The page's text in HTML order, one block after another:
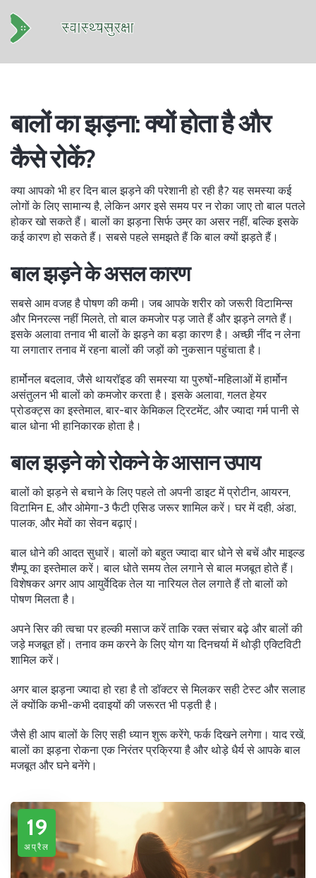
बालों का झड़ना: क्यों होता है और
कैसे रोकें?
क्या आपको भी हर दिन बाल झड़ने की परेशानी हो रही है? यह समस्या कई
लोगों के लिए सामान्य है, लेकिन अगर इसे समय पर न रोका जाए तो बाल पतले
होकर खो सकते हैं। बालों का झड़ना सिर्फ उम्र का असर नहीं, बल्कि इसके
कई कारण हो सकते हैं। सबसे पहले समझते हैं कि बाल क्यों झड़ते हैं।
बाल झड़ने के असल कारण
सबसे आम वजह है पोषण की कमी। जब आपके शरीर को जरूरी विटामिन्स
और मिनरल्स नहीं मिलते, तो बाल कमजोर पड़ जाते हैं और झड़ने लगते हैं।
इसके अलावा तनाव भी बालों के झड़ने का बड़ा कारण है। अच्छी नींद न लेना
या लगातार तनाव में रहना बालों की जड़ों को नुकसान पहुंचाता है।
हार्मोनल बदलाव, जैसे थायरॉइड की समस्या या पुरुषों-महिलाओं में हार्मोन
असंतुलन भी बालों को कमजोर करता है। इसके अलावा, गलत हेयर
प्रोडक्ट्स का इस्तेमाल, बार-बार केमिकल ट्रिटमेंट, और ज्यादा गर्म पानी से
बाल धोना भी हानिकारक होता है।
बाल झड़ने को रोकने के आसान उपाय
बालों को झड़ने से बचाने के लिए पहले तो अपनी डाइट में प्रोटीन, आयरन,
विटामिन E, और ओमेगा-3 फैटी एसिड जरूर शामिल करें। घर में दही, अंडा,
पालक, और मेवों का सेवन बढ़ाएं।
बाल धोने की आदत सुधारें। बालों को बहुत ज्यादा बार धोने से बचें और माइल्ड
शैम्पू का इस्तेमाल करें। बाल धोते समय तेल लगाने से बाल मजबूत होते हैं।
विशेषकर अगर आप आयुर्वेदिक तेल या नारियल तेल लगाते हैं तो बालों को
पोषण मिलता है।
अपने सिर की त्वचा पर हल्की मसाज करें ताकि रक्त संचार बढ़े और बालों की
जड़े मजबूत हों। तनाव कम करने के लिए योग या दिनचर्या में थोड़ी एक्टिविटी
शामिल करें।
अगर बाल झड़ना ज्यादा हो रहा है तो डॉक्टर से मिलकर सही टेस्ट और सलाह
लें क्योंकि कभी-कभी दवाइयों की जरूरत भी पड़ती है।
जैसे ही आप बालों के लिए सही ध्यान शुरू करेंगे, फर्क दिखने लगेगा। याद रखें,
बालों का झड़ना रोकना एक निरंतर प्रक्रिया है और थोड़े धैर्य से आपके बाल
मजबूत और घने बनेंगे।
19
अप्रैल